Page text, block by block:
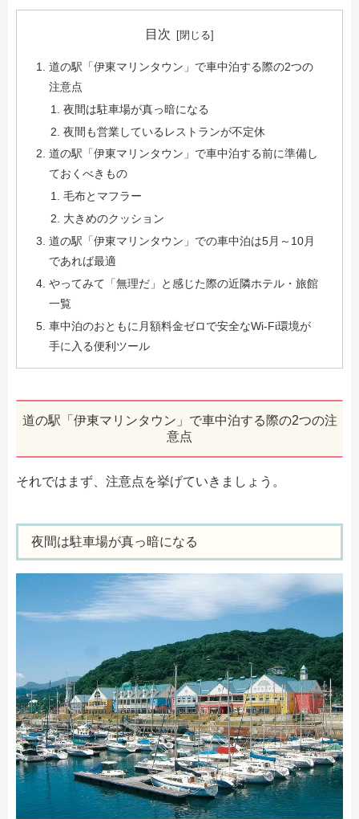
目次
道の駅「伊東マリンタウン」で車中泊する際の2つの
注意点
夜間は駐車場が真っ暗になる
夜間も営業しているレストランが不定休
道の駅「伊東マリンタウン」で車中泊する前に準備し
ておくべきもの
毛布とマフラー
大きめのクッション
道の駅「伊東マリンタウン」での車中泊は5月～10月
であれば最適
やってみて「無理だ」と感じた際の近隣ホテル・旅館
一覧
車中泊のおともに月額料金ゼロで安全なWi-Fi環境が
手に入る便利ツール
道の駅「伊東マリンタウン」で車中泊する際の2つの注
意点
それではまず、注意点を挙げていきましょう。
夜間は駐車場が真っ暗になる